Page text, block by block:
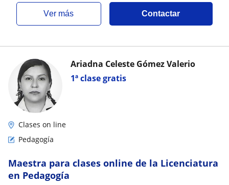
ver más Contactar
1ª clase gratis
Ariadna Celeste Gómez Valerio
Clases on line
Pedagogía
Maestra para clases online de la Licenciatura
en Pedagogía